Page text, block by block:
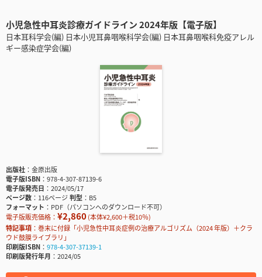
小児急性中耳炎診療ガイドライン 2024年版【電子版】
日本耳科学会(編) 日本小児耳鼻咽喉科学会(編) 日本耳鼻咽喉科免疫アレル
ギー感染症学会(編)
出版社
金原出版
電子版ISBN
978-4-307-87139-6
電子版発売日
2024/05/17
ページ数
116ページ判型
B5
フォーマット
PDF（パソコンへのダウンロード不可）
電子版販売価格： ¥2,860(本体¥2,600＋税10％)
特記事項
巻末に付録「小児急性中耳炎症例の治療アルゴリズム（2024 年版）＋クラ
ウド鼓膜ライブラリ」
印刷版ISBN
978-4-307-37139-1
印刷版発行年月
2024/05